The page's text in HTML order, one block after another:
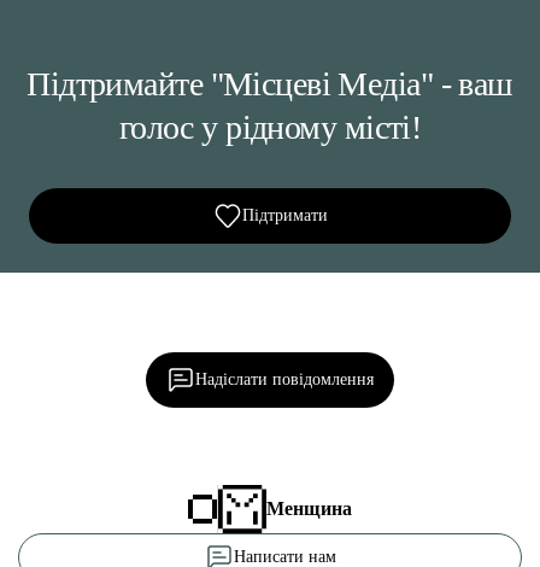
Підтримайте "Місцеві Медіа" - ваш
голос у рідному місті!
Підтримати
Надіслати повідомлення
Менщина
Написати нам